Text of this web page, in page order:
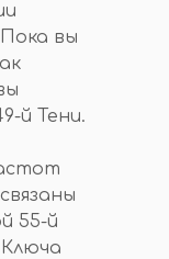
вы
й Тени.
55-й